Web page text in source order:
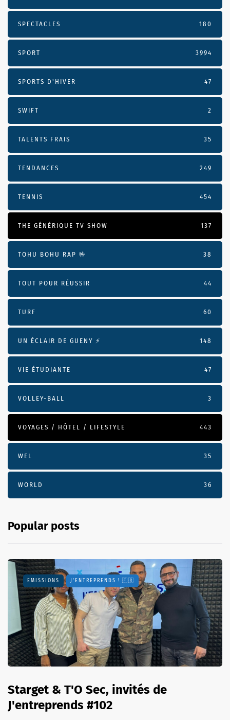
SPECTACLES 180
SPORT 3994
SPORTS D'HIVER 47
SWIFT 2
TALENTS FRAIS 35
TENDANCES 249
TENNIS 454
THE GÉNÉRIQUE TV SHOW 137
TOHU BOHU RAP 🤟 38
TOUT POUR RÉUSSIR 44
TURF 60
UN ÉCLAIR DE GUENY ⚡️ 148
VIE ÉTUDIANTE 47
VOLLEY-BALL 3
VOYAGES / HÔTEL / LIFESTYLE 443
WEL 35
WORLD 36
Popular posts
EMISSIONS J'ENTREPRENDS ! 🇫🇷
Starget & T'O Sec, invités de
J'entreprends #102